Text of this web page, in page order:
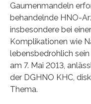
Gaumenmandeln
behandelnde HNO-
insbesondere bei
Komplikationen wie
lebensbedrohlich
am 7. Mai 2013,
der DGHNO KHC,
Thema.